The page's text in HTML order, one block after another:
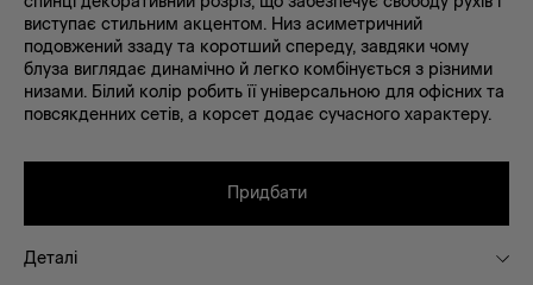
виступає стильним акцентом. Низ асиметричний
подовжений ззаду та коротший спереду, завдяки чому
блуза виглядає динамічно й легко комбінується з різними
низами. Білий колір робить її універсальною для офісних та
повсякденних сетів, а корсет додає сучасного характеру.
Придбати
Деталі